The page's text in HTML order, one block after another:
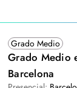
Grado Medio
Grado Medio
Barcelona